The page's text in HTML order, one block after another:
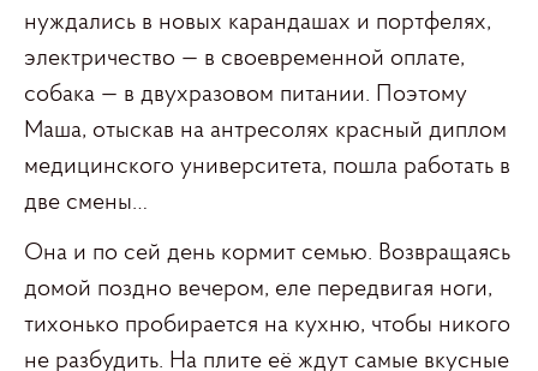
нуждались в новых карандашах и портфелях,
электричество — в своевременной оплате,
собака — в двухразовом питании. Поэтому
Маша, отыскав на антресолях красный диплом
медицинского университета, пошла работать в
две смены…
Она и по сей день кормит семью. Возвращаясь
домой поздно вечером, еле передвигая ноги,
тихонько пробирается на кухню, чтобы никого
не разбудить. На плите её ждут самые вкусные